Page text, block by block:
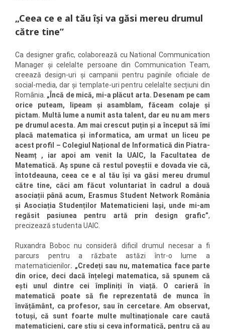
„Ceea ce e al tău își va găsi mereu drumul
către tine”
Ca designer grafic, colaborează cu National Communication
Manager și celelalte persoane din Communication Team,
creează design-uri și campanii pentru paginile oficiale de
social-media, dar și template-uri pentru celelalte secțiuni din
România. „Încă de mică, mi-a plăcut arta. Desenam pe cam
orice puteam, lipeam și asamblam, făceam colaje și
pictam. Multă lume a numit asta talent, dar eu nu am mers
pe drumul acesta. Am mai crescut puțin și a început să îmi
placă matematica și informatica, am urmat un liceu pe
acest profil – Colegiul Național de Informatică din Piatra-
Neamț , iar apoi am venit la UAIC, la Facultatea de
Matematică. Aș spune că restul poveștii e dovada vie că,
întotdeauna, ceea ce e al tău își va găsi mereu drumul
către tine, căci am făcut voluntariat în cadrul a două
asociații până acum, Erasmus Student Network România
și Asociația Studenților Matematicieni Iași, unde mi-am
regăsit pasiunea pentru artă prin design grafic”,
precizează studenta UAIC.
Ruxandra Boboc nu consideră dificil drumul necesar a fi
parcurs pentru a răzbate astăzi într-o lume a
matematicienilor. „Credeți sau nu, matematica face parte
din orice, deci dacă înțelegi matematica, să spunem că
ești unul dintre cei împliniți în viață. O carieră în
matematică poate să fie reprezentată de munca în
învățământ, ca profesor, sau în cercetare. Am observat,
totuși, că sunt foarte multe multinaționale care caută
matematicieni, care știu și ceva informatică, pentru că au